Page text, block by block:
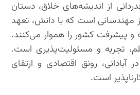
از اندیشه‌های خلاق، دستان
مهندسانی است که با دانش، تعهد
و پیشرفت کشور را هموار می‌کنند.
تجربه و مسئولیت‌پذیری است.
رونق اقتصادی و ارتقای
است.